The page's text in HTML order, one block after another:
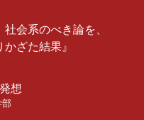
会系のべき論を、
ざた結果』
想
部